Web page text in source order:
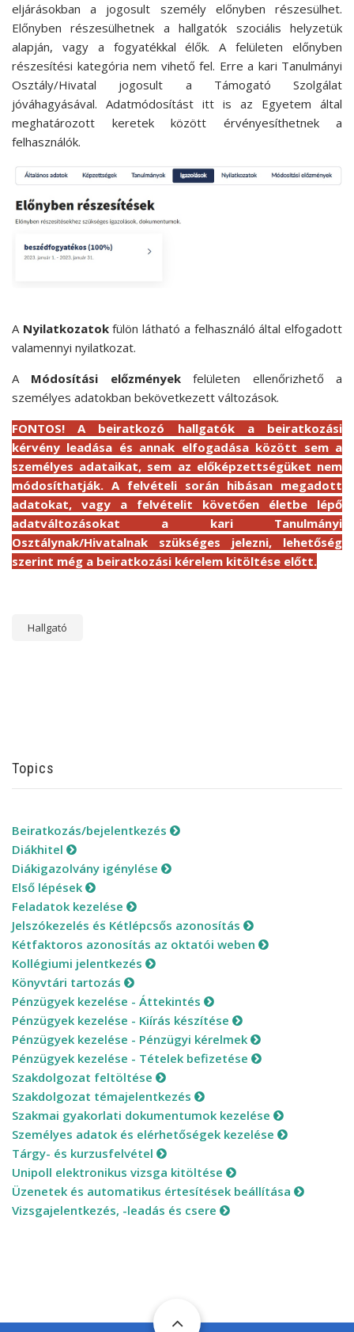
eljárásokban a jogosult személy előnyben részesülhet.
Előnyben részesülhetnek a hallgatók szociális helyzetük
alapján, vagy a fogyatékkal élők. A felületen előnyben
részesítési kategória nem vihető fel. Erre a kari Tanulmányi
Osztály/Hivatal jogosult a Támogató Szolgálat
jóváhagyásával. Adatmódosítást itt is az Egyetem által
meghatározott keretek között érvényesíthetnek a
felhasználók.
A Nyilatkozatokfülön látható a felhasználó által elfogadott
valamennyi nyilatkozat.
A Módosítási előzményekfelületen ellenőrizhető a
személyes adatokban bekövetkezett változások.
FONTOS! A beiratkozó hallgatók a beiratkozási
kérvény leadása és annak elfogadása között sem a
személyes adataikat, sem az előképzettségüket nem
módosíthatják. A felvételi során hibásan megadott
adatokat, vagy a felvételit követően életbe lépő
adatváltozásokat a kari Tanulmányi
Osztálynak/Hivatalnak szükséges jelezni, lehetőség
szerint még a beiratkozási kérelem kitöltése előtt.
Hallgató
Topics
Beiratkozás/bejelentkezés
Diákhitel
Diákigazolvány igénylése
Első lépések
Feladatok kezelése
Jelszókezelés és Kétlépcsős azonosítás
Kétfaktoros azonosítás az oktatói weben
Kollégiumi jelentkezés
Könyvtári tartozás
Pénzügyek kezelése - Áttekintés
Pénzügyek kezelése - Kiírás készítése
Pénzügyek kezelése - Pénzügyi kérelmek
Pénzügyek kezelése - Tételek befizetése
Szakdolgozat feltöltése
Szakdolgozat témajelentkezés
Szakmai gyakorlati dokumentumok kezelése
Személyes adatok és elérhetőségek kezelése
Tárgy- és kurzusfelvétel
Unipoll elektronikus vizsga kitöltése
Üzenetek és automatikus értesítések beállítása
Vizsgajelentkezés, -leadás és csere